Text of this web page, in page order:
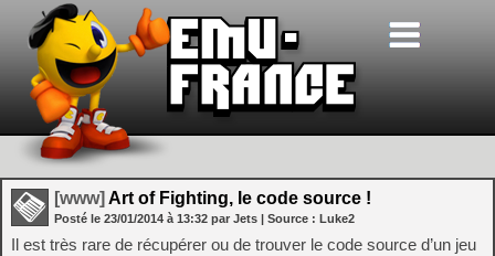
[www] Art of Fighting, le code source !
Posté le 23/01/2014 à 13:32 par Jets | Source : Luke2
Il est très rare de récupérer ou de trouver le code source d’un jeu